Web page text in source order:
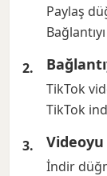
Paylaş
TikTok
TikTok
İndir